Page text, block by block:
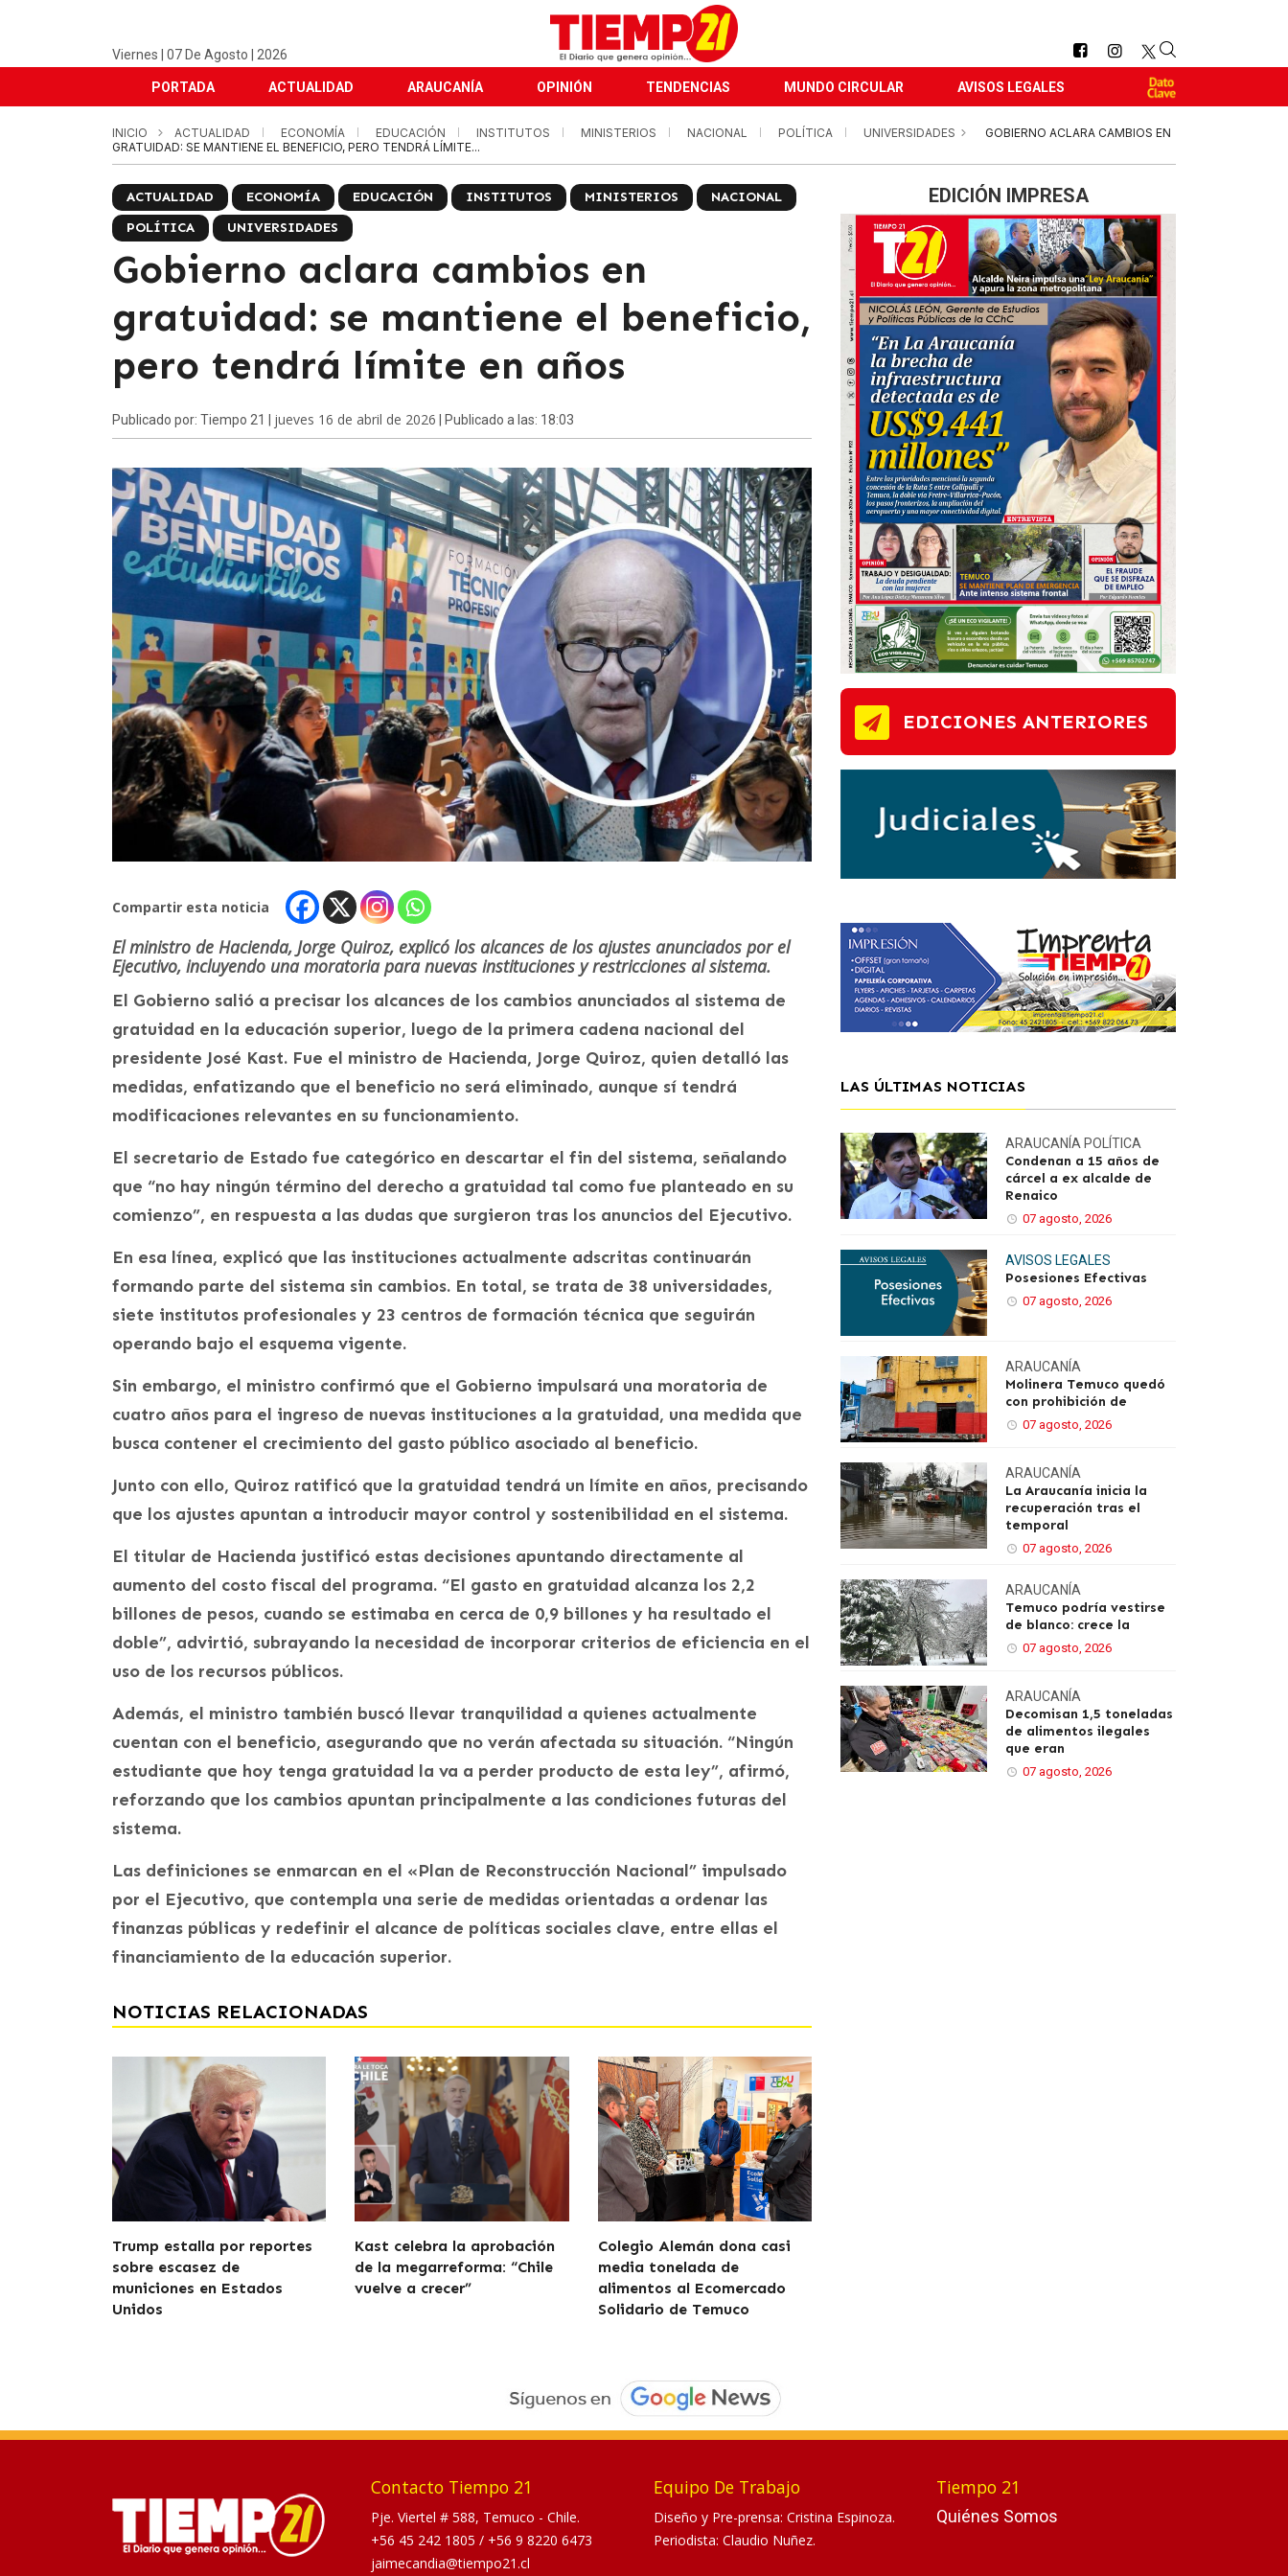
Viernes | 07 De Agosto | 2026
PORTADA ACTUALIDAD ARAUCANÍA OPINIÓN TENDENCIAS MUNDO CIRCULAR AVISOS LEGALES
INICIO ACTUALIDAD ECONOMÍA EDUCACIÓN INSTITUTOS MINISTERIOS NACIONAL POLÍTICA UNIVERSIDADES
GOBIERNO ACLARA CAMBIOS EN
GRATUIDAD: SE MANTIENE EL BENEFICIO, PERO TENDRÁ LÍMITE...
ACTUALIDAD ECONOMÍA EDUCACIÓN INSTITUTOS MINISTERIOS
NACIONAL
POLÍTICA
UNIVERSIDADES
Gobierno aclara cambios en
gratuidad: se mantiene el beneficio,
pero tendrá límite en años
Publicado por: Tiempo 21 | jueves 16 de abril de 2026 | Publicado a las: 18:03
Compartir esta noticia
El ministro de Hacienda, Jorge Quiroz, explicó los alcances de los ajustes anunciados por el
Ejecutivo, incluyendo una moratoria para nuevas instituciones y restricciones al sistema.
El Gobierno salió a precisar los alcances de los cambios anunciados al sistema de
gratuidad en la educación superior, luego de la primera cadena nacional del
presidente José Kast. Fue el ministro de Hacienda, Jorge Quiroz, quien detalló las
medidas, enfatizando que el beneficio no será eliminado, aunque sí tendrá
modificaciones relevantes en su funcionamiento.
El secretario de Estado fue categórico en descartar el fin del sistema, señalando
que “no hay ningún término del derecho a gratuidad tal como fue planteado en su
comienzo”, en respuesta a las dudas que surgieron tras los anuncios del Ejecutivo.
En esa línea, explicó que las instituciones actualmente adscritas continuarán
formando parte del sistema sin cambios. En total, se trata de 38 universidades,
siete institutos profesionales y 23 centros de formación técnica que seguirán
operando bajo el esquema vigente.
Sin embargo, el ministro confirmó que el Gobierno impulsará una moratoria de
cuatro años para el ingreso de nuevas instituciones a la gratuidad, una medida que
busca contener el crecimiento del gasto público asociado al beneficio.
Junto con ello, Quiroz ratificó que la gratuidad tendrá un límite en años, precisando
que los ajustes apuntan a introducir mayor control y sostenibilidad en el sistema.
El titular de Hacienda justificó estas decisiones apuntando directamente al
aumento del costo fiscal del programa. “El gasto en gratuidad alcanza los 2,2
billones de pesos, cuando se estimaba en cerca de 0,9 billones y ha resultado el
doble”, advirtió, subrayando la necesidad de incorporar criterios de eficiencia en el
uso de los recursos públicos.
Además, el ministro también buscó llevar tranquilidad a quienes actualmente
cuentan con el beneficio, asegurando que no verán afectada su situación. “Ningún
estudiante que hoy tenga gratuidad la va a perder producto de esta ley”, afirmó,
reforzando que los cambios apuntan principalmente a las condiciones futuras del
sistema.
Las definiciones se enmarcan en el «Plan de Reconstrucción Nacional” impulsado
por el Ejecutivo, que contempla una serie de medidas orientadas a ordenar las
finanzas públicas y redefinir el alcance de políticas sociales clave, entre ellas el
financiamiento de la educación superior.
NOTICIAS RELACIONADAS
Trump estalla por reportes
sobre escasez de
municiones en Estados
Unidos
Kast celebra la aprobación
de la megarreforma: “Chile
vuelve a crecer”
Colegio Alemán dona casi
media tonelada de
alimentos al Ecomercado
Solidario de Temuco
EDICIÓN IMPRESA
EDICIONES ANTERIORES
LAS ÚLTIMAS NOTICIAS
ARAUCANÍA POLÍTICA
Condenan a 15 años de
cárcel a ex alcalde de
Renaico
07 agosto, 2026
AVISOS LEGALES
Posesiones Efectivas
07 agosto, 2026
ARAUCANÍA
Molinera Temuco quedó
con prohibición de
07 agosto, 2026
ARAUCANÍA
La Araucanía inicia la
recuperación tras el
temporal
07 agosto, 2026
ARAUCANÍA
Temuco podría vestirse
de blanco: crece la
07 agosto, 2026
ARAUCANÍA
Decomisan 1,5 toneladas
de alimentos ilegales
que eran
07 agosto, 2026
Contacto Tiempo 21
Pje. Viertel # 588, Temuco - Chile.
+56 45 242 1805 / +56 9 8220 6473
jaimecandia@tiempo21.cl
Equipo De Trabajo
Diseño y Pre-prensa: Cristina Espinoza.
Periodista: Claudio Nuñez.
Tiempo 21
Quiénes Somos